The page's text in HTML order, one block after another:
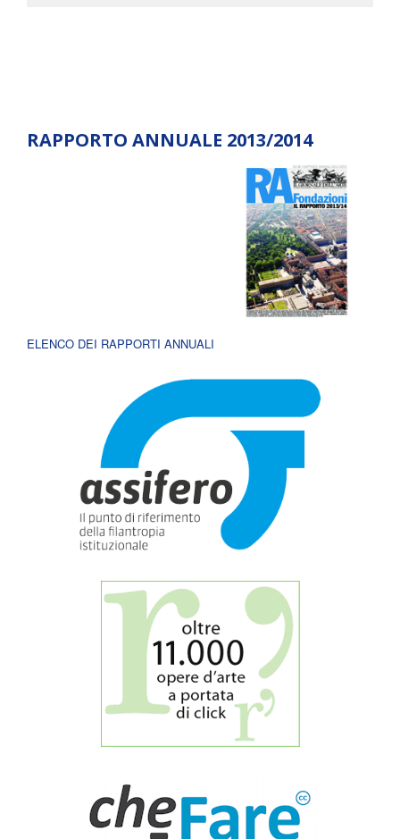
RAPPORTO ANNUALE 2013/2014
ELENCO DEI RAPPORTI ANNUALI